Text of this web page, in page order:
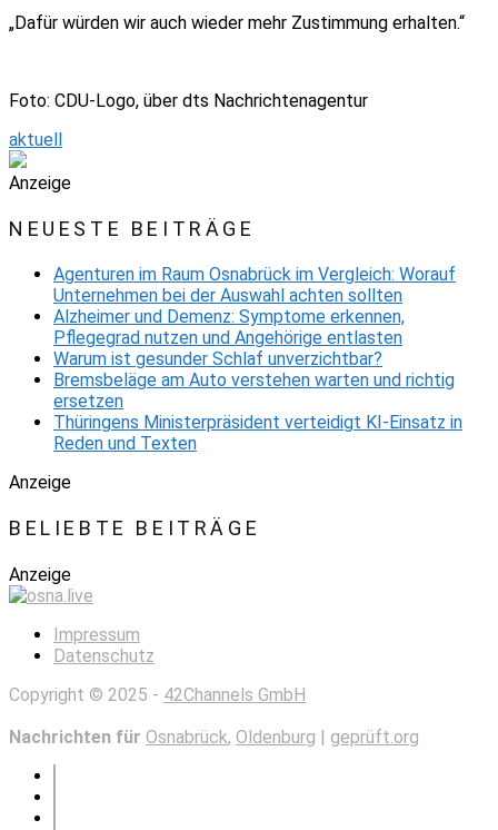
„Dafür würden wir auch wieder mehr Zustimmung erhalten.“
Foto: CDU-Logo, über dts Nachrichtenagentur
aktuell
Anzeige
NEUESTE BEITRÄGE
Agenturen im Raum Osnabrück im Vergleich: Worauf
Unternehmen bei der Auswahl achten sollten
Alzheimer und Demenz: Symptome erkennen,
Pflegegrad nutzen und Angehörige entlasten
Warum ist gesunder Schlaf unverzichtbar?
Bremsbeläge am Auto verstehen warten und richtig
ersetzen
Thüringens Ministerpräsident verteidigt KI-Einsatz in
Reden und Texten
Anzeige
BELIEBTE BEITRÄGE
Anzeige
Impressum
Datenschutz
Copyright © 2025 - 42Channels GmbH
Nachrichten für Osnabrück, Oldenburg | geprüft.org